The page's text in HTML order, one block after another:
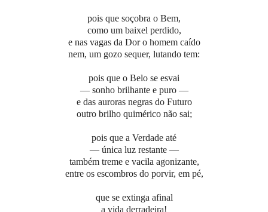
pois que soçobra o Bem,
como um baixel perdido,
e nas vagas da Dor o homem caído
nem, um gozo sequer, lutando tem:
pois que o Belo se esvai
— sonho brilhante e puro —
e das auroras negras do Futuro
outro brilho quimérico não sai;
pois que a Verdade até
— única luz restante —
também treme e vacila agonizante,
entre os escombros do porvir, em pé,
que se extinga afinal
a vida derradeira!